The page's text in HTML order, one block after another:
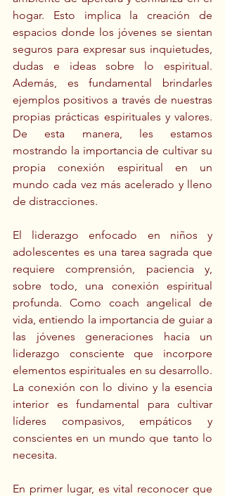
hogar. Esto implica la creación de
espacios donde los jóvenes se sientan
seguros para expresar sus inquietudes,
dudas e ideas sobre lo espiritual.
Además, es fundamental brindarles
ejemplos positivos a través de nuestras
propias prácticas espirituales y valores.
De esta manera, les estamos
mostrando la importancia de cultivar su
propia conexión espiritual en un
mundo cada vez más acelerado y lleno
de distracciones.
El liderazgo enfocado en niños y
adolescentes es una tarea sagrada que
requiere comprensión, paciencia y,
sobre todo, una conexión espiritual
profunda. Como coach angelical de
vida, entiendo la importancia de guiar a
las jóvenes generaciones hacia un
liderazgo consciente que incorpore
elementos espirituales en su desarrollo.
La conexión con lo divino y la esencia
interior es fundamental para cultivar
líderes compasivos, empáticos y
conscientes en un mundo que tanto lo
necesita.
En primer lugar, es vital reconocer que